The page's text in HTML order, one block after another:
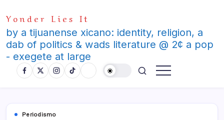
to
content
Yonder Lies It
by a tijuanense xicano: identity, religion, a
dab of politics & wads literature @ 2¢ a pop
- exegete at large
Periodismo